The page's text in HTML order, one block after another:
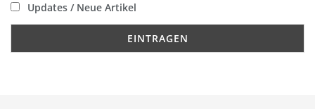
Updates / Neue Artikel